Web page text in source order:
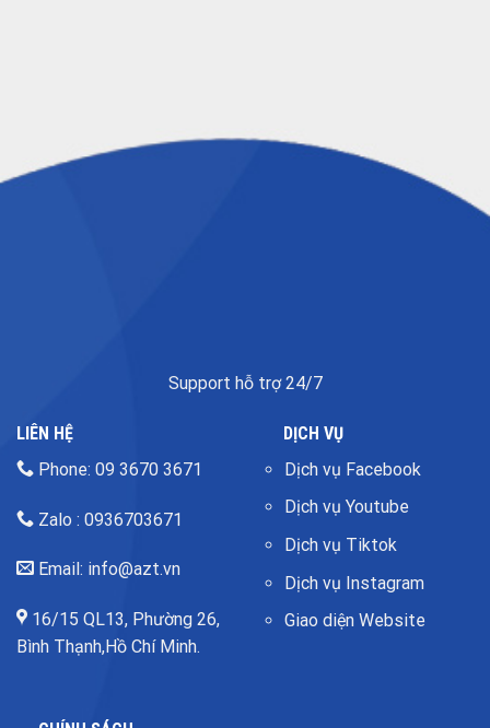
Support hỗ trợ 24/7
LIÊN HỆ
Phone: 09 3670 3671
Zalo : 0936703671
Email: info@azt.vn
16/15 QL13, Phường 26,
Bình Thạnh,Hồ Chí Minh.
DỊCH VỤ
Dịch vụ Facebook
Dịch vụ Youtube
Dịch vụ Tiktok
Dịch vụ Instagram
Giao diện Website